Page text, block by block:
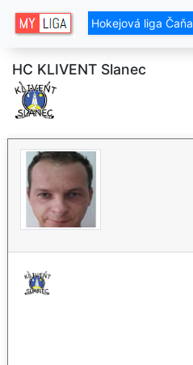
Hokejová liga Čaňa
HC KLIVENT Slanec